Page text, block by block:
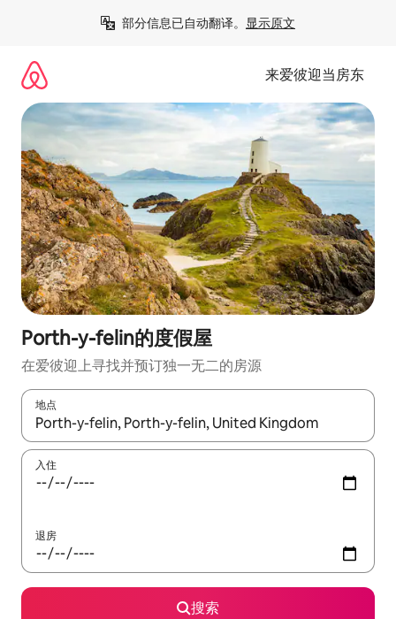
部分信息已自动翻译。 显示原文
来爱彼迎当房东
Porth-y-felin的度假屋
在爱彼迎上寻找并预订独一无二的房源
地点
如有搜索结果，请使用上下方向键查看，或通过点击或滑动手势
入住
退房
搜索